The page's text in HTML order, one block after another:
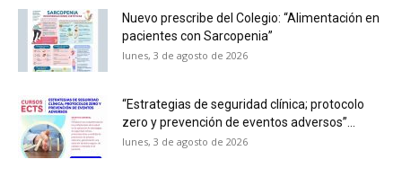
Nuevo prescribe del Colegio: “Alimentación en
pacientes con Sarcopenia”
lunes, 3 de agosto de 2026
“Estrategias de seguridad clínica; protocolo
zero y prevención de eventos adversos”...
lunes, 3 de agosto de 2026